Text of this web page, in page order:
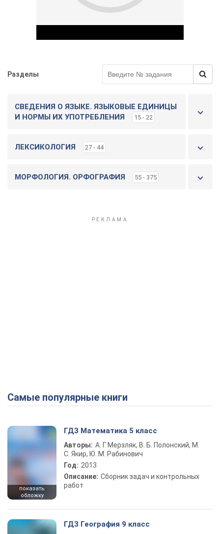
Разделы
СВЕДЕНИЯ О ЯЗЫКЕ. ЯЗЫКОВЫЕ ЕДИНИЦЫ
И НОРМЫ ИХ УПОТРЕБЛЕНИЯ
15 - 22
ЛЕКСИКОЛОГИЯ 27 - 44
МОРФОЛОГИЯ. ОРФОГРАФИЯ 55 - 375
Самые популярные книги
показать
обложку
ГДЗ Математика 5 класс
Авторы: А. Г. Мерзляк, В. Б. Полонский, М.
С. Якир, Ю. М. Рабинович
Год: 2013
Описание: Сборник задач и контрольных
работ
ГДЗ География 9 класс